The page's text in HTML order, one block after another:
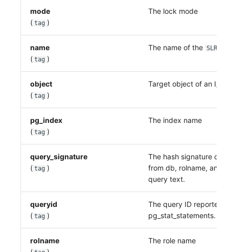
mode
( tag )
The lock mode
name
( tag )
The name of the SLRU
object
( tag )
Target object of an I/O
pg_index
( tag )
The index name
query_signature
( tag )
The hash signature
from db, rolname, and
query text.
queryid
( tag )
The query ID reported
pg_stat_statements.
rolname
The role name